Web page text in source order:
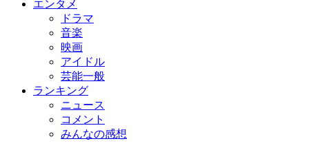
エンタメ
ドラマ
音楽
映画
アイドル
芸能一般
ランキング
ニュース
コメント
みんなの感想